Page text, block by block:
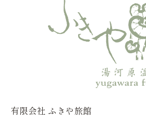
有限会社 ふきや旅館